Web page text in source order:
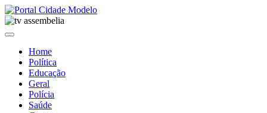
Home
Política
Educação
Geral
Polícia
Saúde